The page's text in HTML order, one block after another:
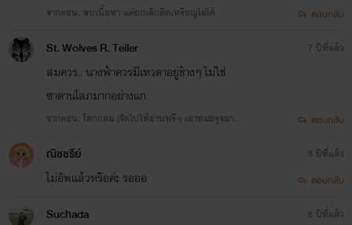
จากตอน: ลบเนื้อหา แต่ยกเลิกติดเหรียญไม่ได้ ตอบกลับ
St. Wolves R. Teiler
สมควร.. นางฟ้าควรมีเทวดาอยู่ข้างๆ ไม่ใช่
ซาตานโลภมากอย่างแก
จากตอน: โลกกลม (จัดไปให้อ่านฟรีๆ เอาหมอรุจมาเจ
7 ปีที่แล้ว
ตอบกลับ
ณิชชรีย์
ไม่อัพแล้วหรือค่ะ รอออ
8 ปีที่แล้ว
ตอบกลับ
Suchada 8 ปีที่แล้ว